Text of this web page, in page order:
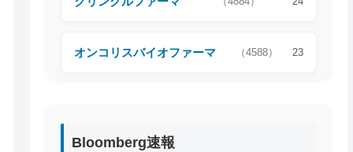
オンコリスバイオファーマ （4588） 23
Bloomberg速報